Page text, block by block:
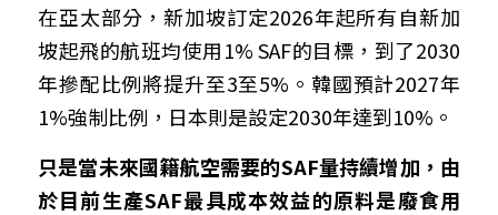
在亞太部分，新加坡訂定2026年起所有自新加
坡起飛的航班均使用1% SAF的目標，到了2030
年摻配比例將提升至3至5%。韓國預計2027年
1%強制比例，日本則是設定2030年達到10%。
只是當未來國籍航空需要的SAF量持續增加，由
於目前生產SAF最具成本效益的原料是廢食用